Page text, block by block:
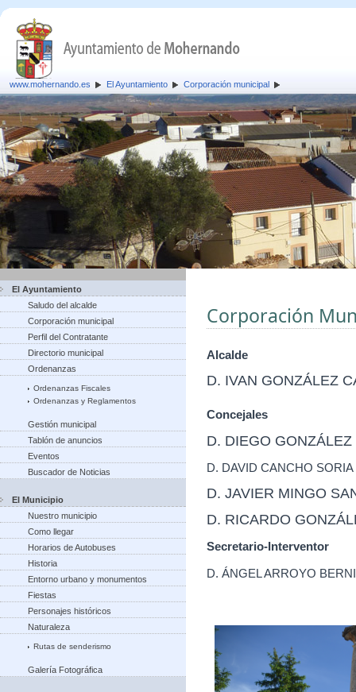
www.mohernando.es El Ayuntamiento Corporación municipal
El Ayuntamiento
Saludo del alcalde
Corporación municipal
Perfil del Contratante
Directorio municipal
Ordenanzas
Ordenanzas Fiscales
Ordenanzas y Reglamentos
Gestión municipal
Tablón de anuncios
Eventos
Buscador de Noticias
El Municipio
Nuestro municipio
Como llegar
Horarios de Autobuses
Historia
Entorno urbano y monumentos
Fiestas
Personajes históricos
Naturaleza
Rutas de senderismo
Galería Fotográfica
Corporación
Alcalde
D. IVAN GONZÁLEZ
Concejales
D. DIEGO
D. DAVID CANCHO
D. JAVIER MINGO
D. RICARDO
Secretario-Interventor
D. ÁNGEL ARROYO